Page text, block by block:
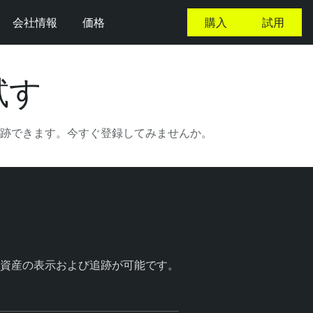
会社情報 価格 購入 試用
きます。今すぐ登録してみませんか。
産の表示および追跡が可能です。